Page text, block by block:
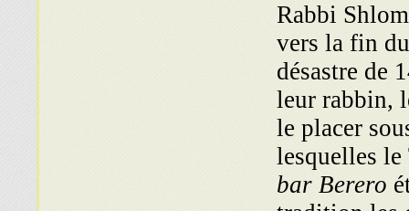
Rabbi
vers la fin
désastre de
leur rabbin,
le placer
lesquelles
bar Berero